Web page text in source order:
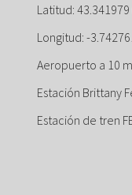
Latitud: 43.341979
Longitud: -
Aeropuerto a 10
Estación Brittany
Estación de tren